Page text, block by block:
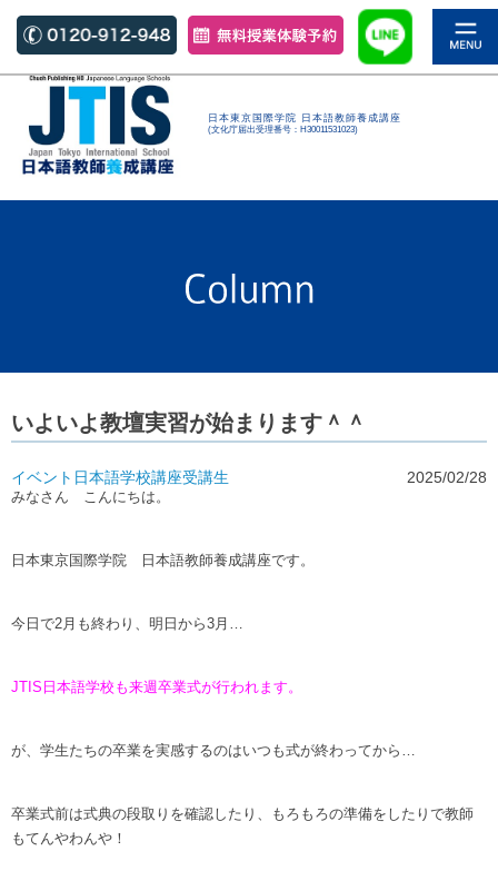
日本東京国際学院 日本語教師養成講座
(文化庁届出受理番号：H30011531023)
いよいよ教壇実習が始まります＾＾
イベント 日本語学校講座受講生 2025/02/28
みなさん こんにちは。
日本東京国際学院 日本語教師養成講座です。
今日で2月も終わり、明日から3月…
JTIS日本語学校も来週卒業式が行われます。
が、学生たちの卒業を実感するのはいつも式が終わってから…
卒業式前は式典の段取りを確認したり、もろもろの準備をしたりで教師
もてんやわんや！